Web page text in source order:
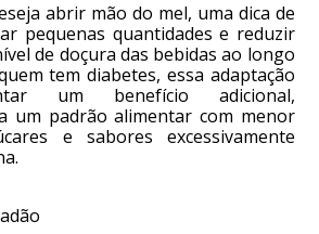
abrir mão do mel, uma dica de
pequenas quantidades e reduzir
de doçura das bebidas ao longo
tem diabetes, essa adaptação
um benefício adicional,
um padrão alimentar com menor
e sabores excessivamente